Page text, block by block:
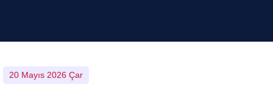
20 Mayıs 2026 Çar